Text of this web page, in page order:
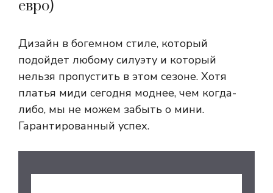
евро)
Дизайн в богемном стиле, который
подойдет любому силуэту и который
нельзя пропустить в этом сезоне. Хотя
платья миди сегодня моднее, чем когда-
либо, мы не можем забыть о мини.
Гарантированный успех.